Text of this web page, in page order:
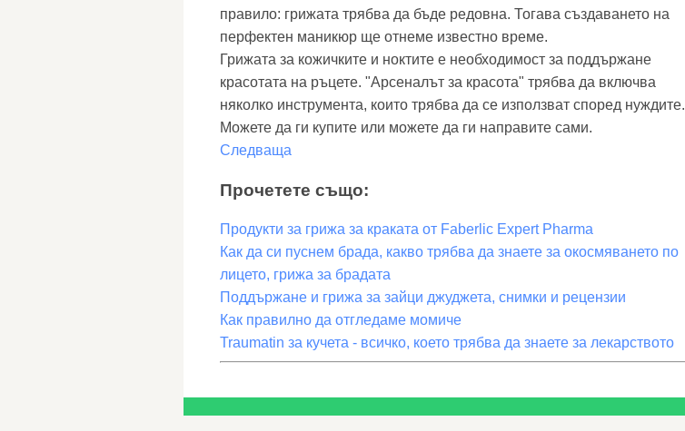
правило: грижата трябва да бъде редовна. Тогава създаването на
перфектен маникюр ще отнеме известно време.
Грижата за кожичките и ноктите е необходимост за поддържане
красотата на ръцете. "Арсеналът за красота" трябва да включва
няколко инструмента, които трябва да се използват според нуждите.
Можете да ги купите или можете да ги направите сами.
Следваща
Прочетете също:
Продукти за грижа за краката от Faberlic Expert Pharma
Как да си пуснем брада, какво трябва да знаете за окосмяването по
лицето, грижа за брадата
Поддържане и грижа за зайци джуджета, снимки и рецензии
Как правилно да отгледаме момиче
Traumatin за кучета - всичко, което трябва да знаете за лекарството